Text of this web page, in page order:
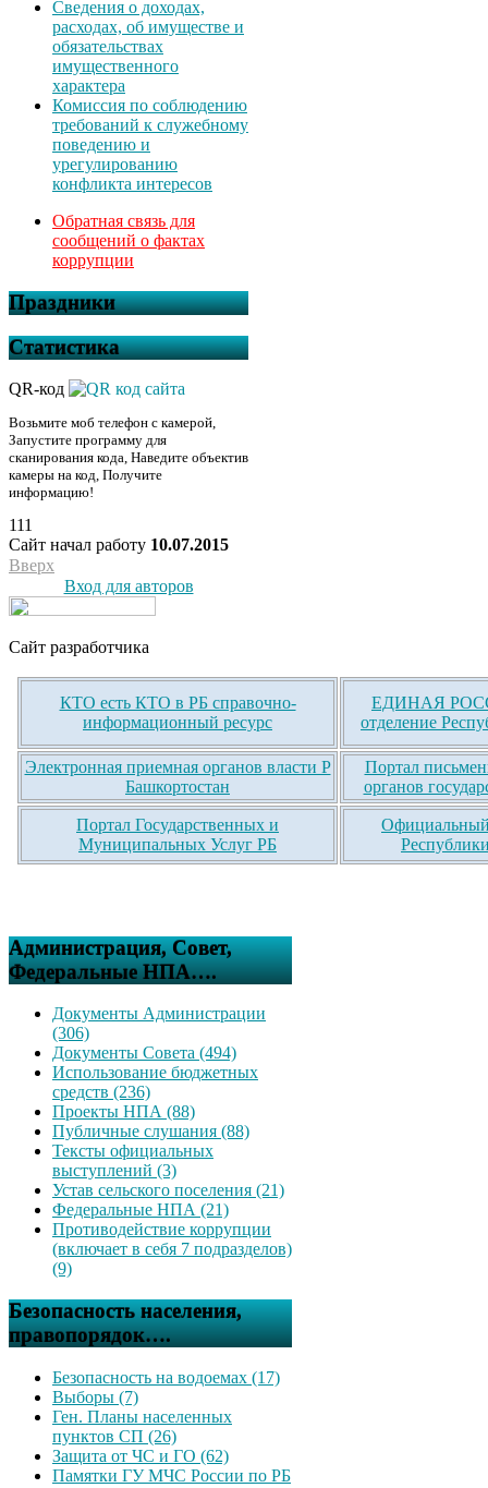
Сведения о доходах,
расходах, об имуществе и
обязательствах
имущественного
характера
Комиссия по соблюдению
требований к служебному
поведению и
урегулированию
конфликта интересов
Обратная связь для
сообщений о фактах
коррупции
Праздники
Статистика
QR-код
Возьмите моб телефон с камерой,
Запустите программу для
сканирования кода, Наведите объектив
камеры на код, Получите
информацию!
111
Сайт начал работу 10.07.2015
Вверх
Вход для авторов
Сайт разработчика
КТО есть КТО в РБ справочно-
информационный ресурс
ЕДИНАЯ
отделение
Электронная приемная органов власти Р
Башкортостан
Портал
органов
Портал Государственных и
Муниципальных Услуг РБ
Официальный
Администрация, Совет,
Федеральные НПА….
Документы Администрации
(306)
Документы Совета (494)
Использование бюджетных
средств (236)
Проекты НПА (88)
Публичные слушания (88)
Тексты официальных
выступлений (3)
Устав сельского поселения (21)
Федеральные НПА (21)
Противодействие коррупции
(включает в себя 7 подразделов)
(9)
Безопасность населения,
правопорядок….
Безопасность на водоемах (17)
Выборы (7)
Ген. Планы населенных
пунктов СП (26)
Защита от ЧС и ГО (62)
Памятки ГУ МЧС России по РБ